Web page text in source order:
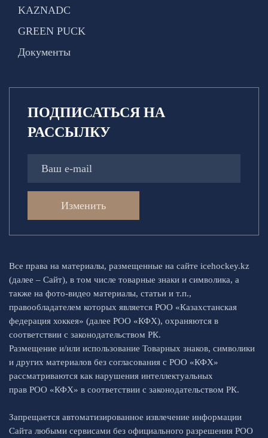
KAZNADC
GREEN PUCK
Документы
ПОДПИСАТЬСЯ НА
РАССЫЛКУ
Изменить
Все права на материалы, размещенные на сайте icehockey.kz
(далее – Сайт), в том числе товарные знаки и символика, а
также на фото-видео материалы, статьи и т.п.,
правообладателем которых является РОО «Казахстанская
федерация хоккея» (далее РОО «КФХ), охраняются в
соответствии с законодательством РК.
Размещение и/или использование Товарных знаков, символики
и других материалов без согласования с РОО «КФХ»
рассматриваются как нарушения интеллектуальных
прав РОО «КФХ» в соответствии с законодательством РК.
Запрещается автоматизированное извлечение информации
Сайта любыми сервисами без официального разрешения РОО